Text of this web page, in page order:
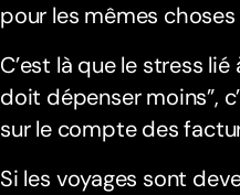
pour les mêmes choses
C’est là que le stress
doit dépenser moins”,
sur le compte des
Si les voyages sont